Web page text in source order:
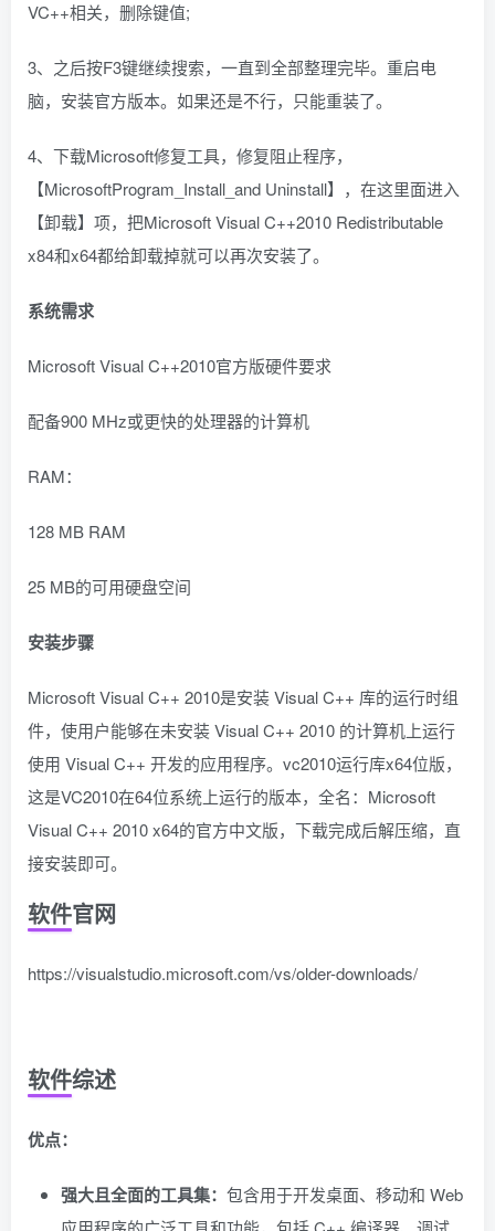
VC++相关，删除键值;
3、之后按F3键继续搜索，一直到全部整理完毕。重启电
脑，安装官方版本。如果还是不行，只能重装了。
4、下载Microsoft修复工具，修复阻止程序，
【MicrosoftProgram_Install_and Uninstall】，在这里面进入
【卸载】项，把Microsoft Visual C++2010 Redistributable
x84和x64都给卸载掉就可以再次安装了。
系统需求
Microsoft Visual C++2010官方版硬件要求
配备900 MHz或更快的处理器的计算机
RAM：
128 MB RAM
25 MB的可用硬盘空间
安装步骤
Microsoft Visual C++ 2010是安装 Visual C++ 库的运行时组
件，使用户能够在未安装 Visual C++ 2010 的计算机上运行
使用 Visual C++ 开发的应用程序。vc2010运行库x64位版，
这是VC2010在64位系统上运行的版本，全名：Microsoft
Visual C++ 2010 x64的官方中文版，下载完成后解压缩，直
接安装即可。
软件官网
https://visualstudio.microsoft.com/vs/older-downloads/
软件综述
优点：
强大且全面的工具集： 包含用于开发桌面、移动和 Web